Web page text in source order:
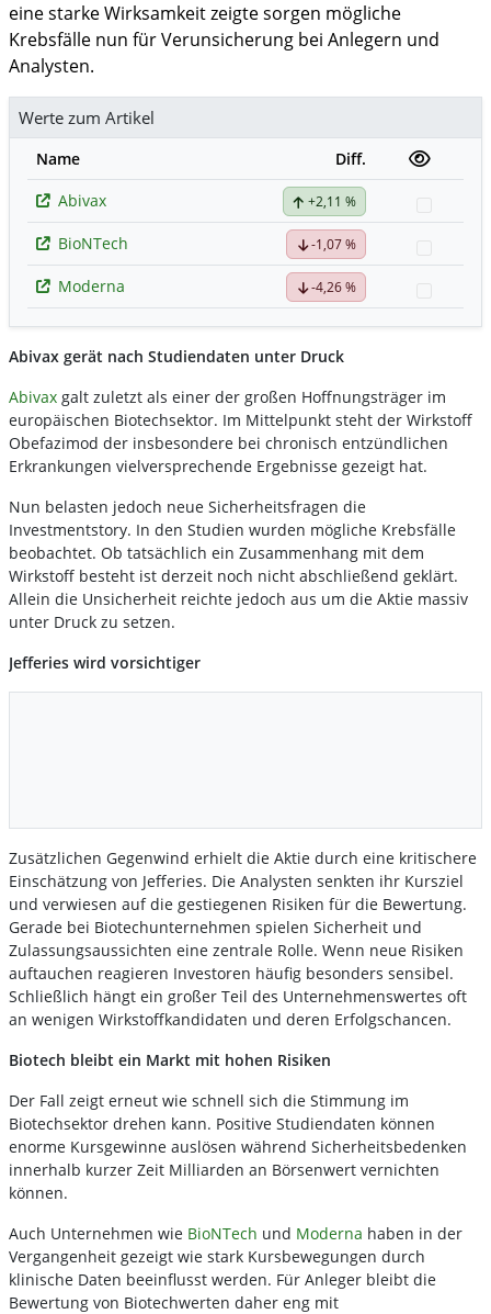
eine starke Wirksamkeit zeigte sorgen mögliche
Krebsfälle nun für Verunsicherung bei Anlegern und
Analysten.
Werte zum Artikel
Name
Diff.
Abivax
+2,11 %
BioNTech
-1,07 %
Moderna
-4,26 %
Abivax gerät nach Studiendaten unter Druck
Abivax galt zuletzt als einer der großen Hoffnungsträger im
europäischen Biotechsektor. Im Mittelpunkt steht der Wirkstoff
Obefazimod der insbesondere bei chronisch entzündlichen
Erkrankungen vielversprechende Ergebnisse gezeigt hat.
Nun belasten jedoch neue Sicherheitsfragen die
Investmentstory. In den Studien wurden mögliche Krebsfälle
beobachtet. Ob tatsächlich ein Zusammenhang mit dem
Wirkstoff besteht ist derzeit noch nicht abschließend geklärt.
Allein die Unsicherheit reichte jedoch aus um die Aktie massiv
unter Druck zu setzen.
Jefferies wird vorsichtiger
Zusätzlichen Gegenwind erhielt die Aktie durch eine kritischere
Einschätzung von Jefferies. Die Analysten senkten ihr Kursziel
und verwiesen auf die gestiegenen Risiken für die Bewertung.
Gerade bei Biotechunternehmen spielen Sicherheit und
Zulassungsaussichten eine zentrale Rolle. Wenn neue Risiken
auftauchen reagieren Investoren häufig besonders sensibel.
Schließlich hängt ein großer Teil des Unternehmenswertes oft
an wenigen Wirkstoffkandidaten und deren Erfolgschancen.
Biotech bleibt ein Markt mit hohen Risiken
Der Fall zeigt erneut wie schnell sich die Stimmung im
Biotechsektor drehen kann. Positive Studiendaten können
enorme Kursgewinne auslösen während Sicherheitsbedenken
innerhalb kurzer Zeit Milliarden an Börsenwert vernichten
können.
Auch Unternehmen wie BioNTech und Moderna haben in der
Vergangenheit gezeigt wie stark Kursbewegungen durch
klinische Daten beeinflusst werden. Für Anleger bleibt die
Bewertung von Biotechwerten daher eng mit